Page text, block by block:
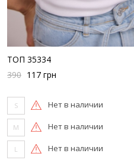
ТОП 35334
390 117 грн
S Нет в наличии
M Нет в наличии
L Нет в наличии